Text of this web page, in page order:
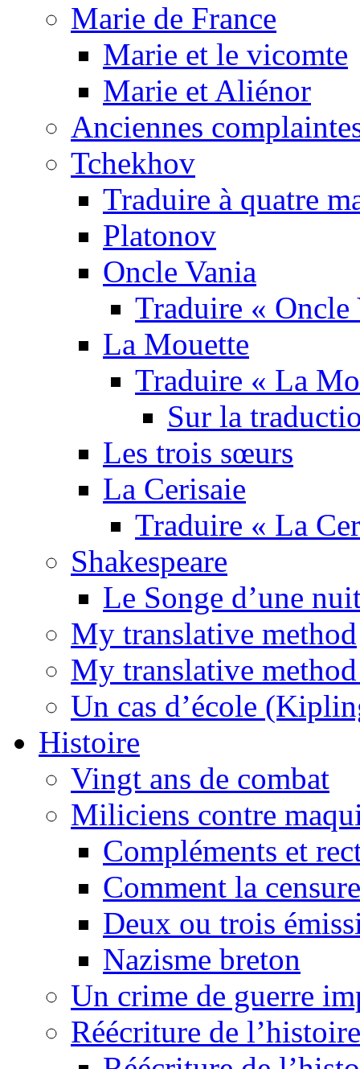
Marie de France
Marie et le vicomte
Marie et Aliénor
Anciennes
Tchekhov
Traduire à quatre
Platonov
Oncle Vania
Traduire « Oncle
La Mouette
Traduire « La
Sur la
Les trois sœurs
La Cerisaie
Traduire « La
Shakespeare
Le Songe d’une
My translative method
My translative
Un cas d’école
Histoire
Vingt ans de combat
Miliciens contre
Compléments et
Comment la
Deux ou trois
Nazisme breton
Un crime de guerre
Réécriture de